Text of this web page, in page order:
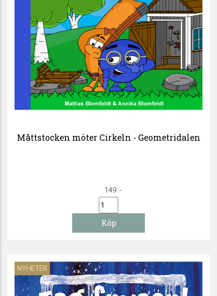
Måttstocken möter Cirkeln - Geometridalen
149 :-
NYHETER